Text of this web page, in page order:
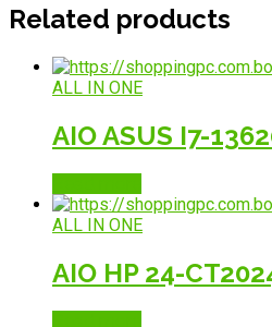
Related products
ALL IN ONE
AIO ASUS I7-
ALL IN ONE
AIO HP 24-